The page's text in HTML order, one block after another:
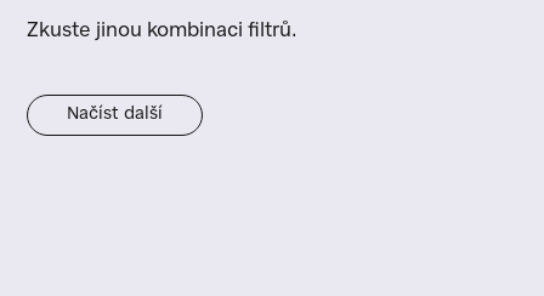
Zkuste jinou kombinaci filtrů.
Načíst další